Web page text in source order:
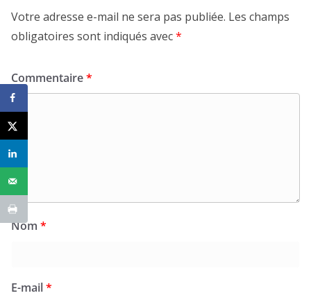
Votre adresse e-mail ne sera pas publiée. Les champs
obligatoires sont indiqués avec*
Commentaire*
Nom *
E-mail*